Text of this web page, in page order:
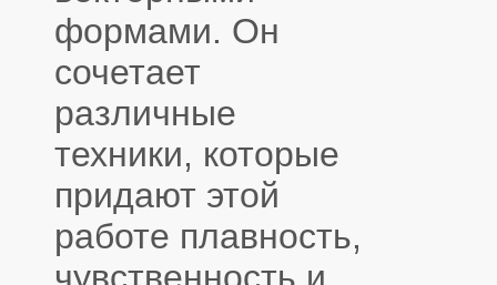
формами. Он
сочетает
различные
техники, которые
придают этой
работе плавность,
чувственность и